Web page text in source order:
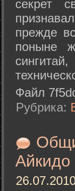
секрет
прежде
поныне
Файл
Рубрика:
Айкидо